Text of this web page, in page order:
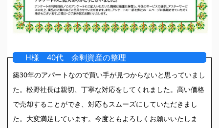
H様 40代 余剰資産の整理
築30年のアパートなので買い手が見つからないと思っていまし
た。松野社長は親切、丁寧な対応をしてくれました。高い価格
で売却することができ、対応もスムーズにしていただきまし
た。大変満足しています。今度ともよろしくお願いいたしま